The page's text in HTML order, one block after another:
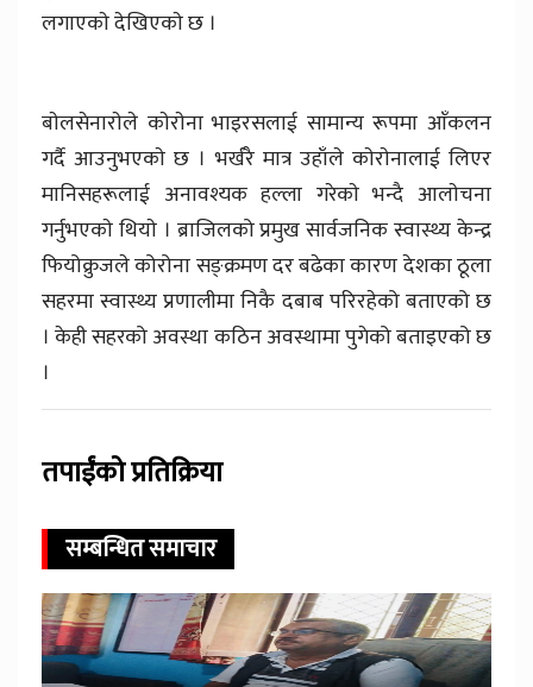
लगाएकाे देखिएकाे छ ।
बाेलसेनाराेले काेराेना भाइरसलाई सामान्य रूपमा आँकलन
गर्दै आउनुभएकाे छ । भर्खरै मात्र उहाँले काेराेनालाई लिएर
मानिसहरूलाई अनावश्यक हल्ला गरेकाे भन्दै आलाेचना
गर्नुभएकाे थियाे । ब्राजिलको प्रमुख सार्वजनिक स्वास्थ्य केन्द्र
फियोक्रुजले कोरोना सङ्क्रमण दर बढेका कारण देशका ठूला
सहरमा स्वास्थ्य प्रणालीमा निकै दबाब परिरहेको बताएको छ
। केही सहरको अवस्था कठिन अवस्थामा पुगेको बताइएको छ
।
तपाईंको प्रतिक्रिया
सम्बन्धित समाचार